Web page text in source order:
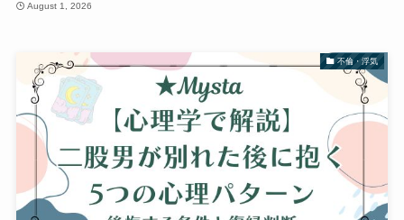
August 1, 2026
不倫・浮気